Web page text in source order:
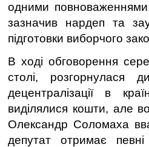
одними
зазначив нардеп та
підготовки виборчого
В ході обговорення
столі, розгорнулася
децентралізації в
виділялися кошти, але
Олександр Соломаха
депутат отримає